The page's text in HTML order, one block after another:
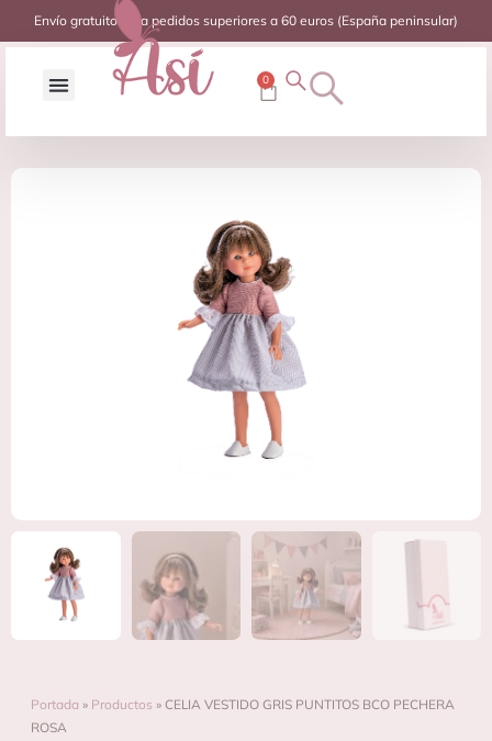
Envío gratuito para pedidos superiores a 60 euros (España peninsular)
0
Portada » Productos » CELIA VESTIDO GRIS PUNTITOS BCO PECHERA
ROSA